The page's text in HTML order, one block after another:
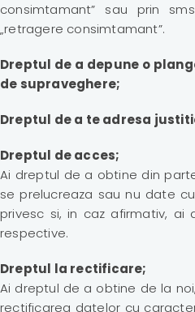
consimtamant” sau prin
„retragere consimtamant”.
Dreptul de a depune o
de supraveghere;
Dreptul de a te adresa
Dreptul de acces;
Ai dreptul de a obtine din
se prelucreaza sau nu date
privesc si, in caz afirmativ,
respective.
Dreptul la rectificare;
Ai dreptul de a obtine de la
rectificarea datelor cu